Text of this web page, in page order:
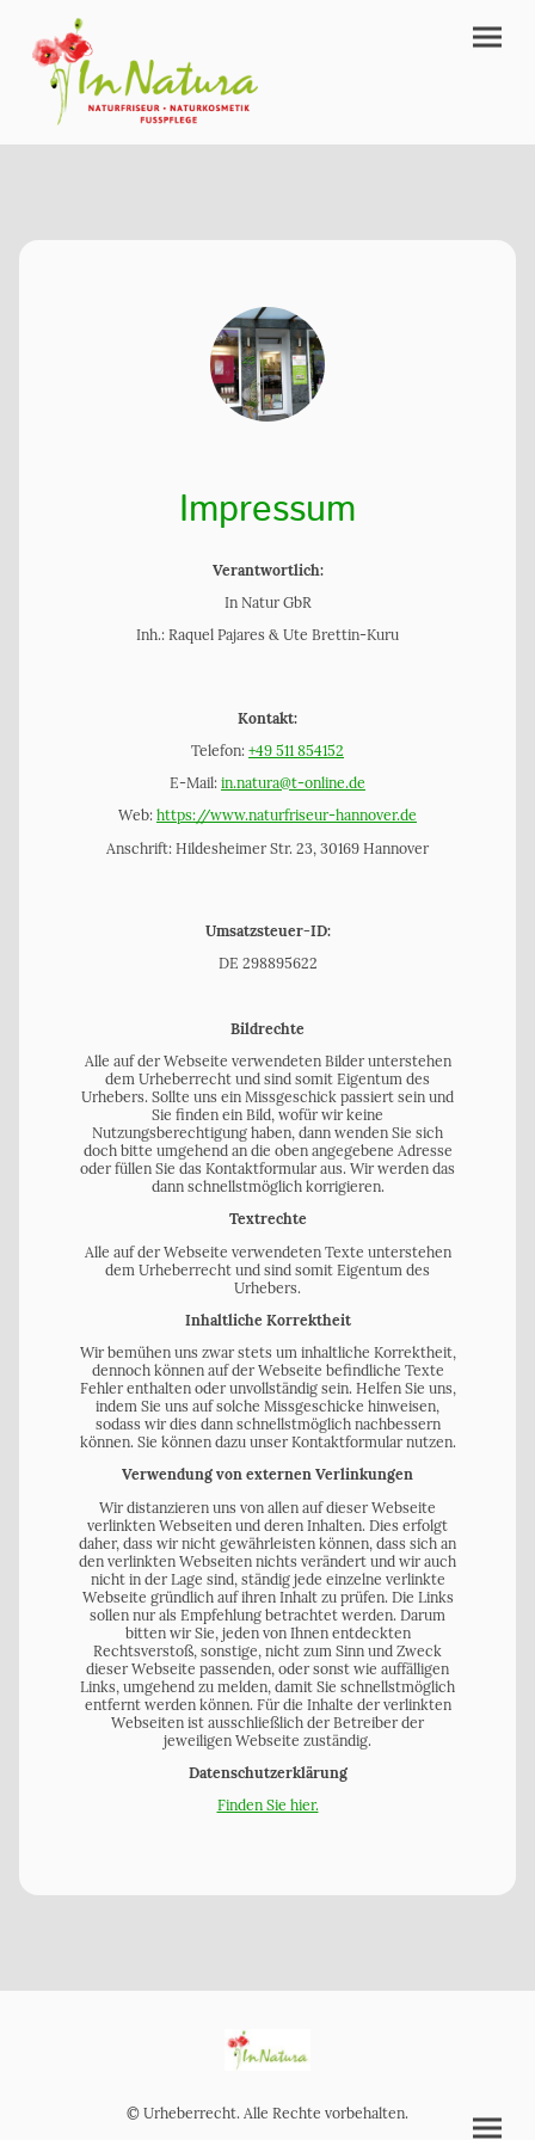
Impressum
Verantwortlich:
In Natur GbR
Inh.: Raquel Pajares & Ute Brettin-Kuru
Kontakt:
Telefon: +49 511 854152
E-Mail: in.natura@t-online.de
Web: https://www.naturfriseur-hannover.de
Anschrift: Hildesheimer Str. 23, 30169 Hannover
Umsatzsteuer-ID:
DE 298895622
Bildrechte
Alle auf der Webseite verwendeten Bilder unterstehen
dem Urheberrecht und sind somit Eigentum des
Urhebers. Sollte uns ein Missgeschick passiert sein und
Sie finden ein Bild, wofür wir keine
Nutzungsberechtigung haben, dann wenden Sie sich
doch bitte umgehend an die oben angegebene Adresse
oder füllen Sie das Kontaktformular aus. Wir werden das
dann schnellstmöglich korrigieren.
Textrechte
Alle auf der Webseite verwendeten Texte unterstehen
dem Urheberrecht und sind somit Eigentum des
Urhebers.
Inhaltliche Korrektheit
Wir bemühen uns zwar stets um inhaltliche Korrektheit,
dennoch können auf der Webseite befindliche Texte
Fehler enthalten oder unvollständig sein. Helfen Sie uns,
indem Sie uns auf solche Missgeschicke hinweisen,
sodass wir dies dann schnellstmöglich nachbessern
können. Sie können dazu unser Kontaktformular nutzen.
Verwendung von externen Verlinkungen
Wir distanzieren uns von allen auf dieser Webseite
verlinkten Webseiten und deren Inhalten. Dies erfolgt
daher, dass wir nicht gewährleisten können, dass sich an
den verlinkten Webseiten nichts verändert und wir auch
nicht in der Lage sind, ständig jede einzelne verlinkte
Webseite gründlich auf ihren Inhalt zu prüfen. Die Links
sollen nur als Empfehlung betrachtet werden. Darum
bitten wir Sie, jeden von Ihnen entdeckten
Rechtsverstoß, sonstige, nicht zum Sinn und Zweck
dieser Webseite passenden, oder sonst wie auffälligen
Links, umgehend zu melden, damit Sie schnellstmöglich
entfernt werden können. Für die Inhalte der verlinkten
Webseiten ist ausschließlich der Betreiber der
jeweiligen Webseite zuständig.
Datenschutzerklärung
Finden Sie hier.
© Urheberrecht. Alle Rechte vorbehalten.